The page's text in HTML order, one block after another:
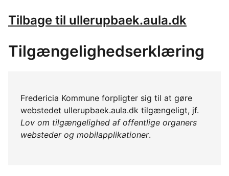
Tilbage til ullerupbaek.aula.dk
Tilgængelighedserklæring
Fredericia Kommune forpligter sig til at gøre
webstedet ullerupbaek.aula.dk tilgængeligt, jf.
Lov om tilgængelighed af offentlige organers
websteder og mobilapplikationer.